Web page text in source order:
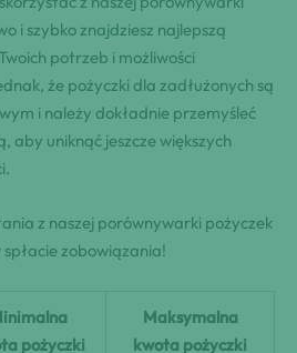
i szybko znajdziesz najlepszą
potrzeb i możliwości
że pożyczki dla zadłużonych są
i należy dokładnie przemyśleć
aby uniknąć jeszcze większych
z naszej porównywarki pożyczek
zobowiązania!
pożyczki
Maksymalna
kwota pożyczki